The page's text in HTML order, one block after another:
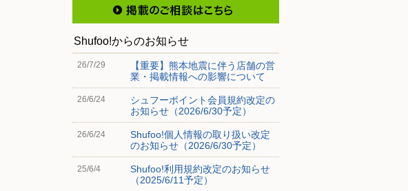
Shufoo!からのお知らせ
26/7/29
【重要】熊本地震に伴う店舗の営
業・掲載情報への影響について
26/6/24
シュフーポイント会員規約改定の
お知らせ（2026/6/30予定）
26/6/24
Shufoo!個人情報の取り扱い改定
のお知らせ（2026/6/30予定）
25/6/4
Shufoo!利用規約改定のお知らせ
（2025/6/11予定）